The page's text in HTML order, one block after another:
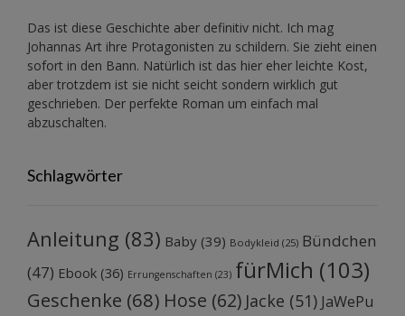
Das ist diese Geschichte aber definitiv nicht. Ich mag
Johannas Art ihre Protagonisten zu schildern. Sie zieht einen
sofort in den Bann. Natürlich ist das hier eher leichte Kost,
aber trotzdem ist sie nicht seicht sondern wirklich gut
geschrieben. Der perfekte Roman um einfach mal
abzuschalten.
Schlagwörter
Anleitung (83) Baby (39) Bodykleid (25) Bündchen
(47) Ebook (36) Errungenschaften (23) fürMich (103)
Geschenke (68) Hose (62) Jacke (51) JaWePu